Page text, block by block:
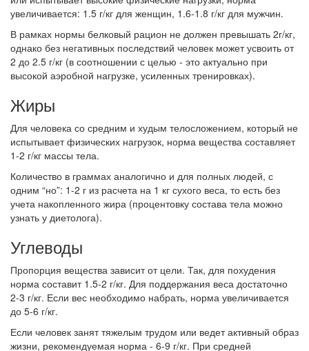
увеличивается: 1.5 г/кг для женщин, 1.6-1.8 г/кг для мужчин.
В рамках нормы белковый рацион не должен превышать 2г/кг,
однако без негативных последствий человек может усвоить от
2 до 2.5 г/кг (в соотношении с целью - это актуально при
высокой аэробной нагрузке, усиленных тренировках).
Жиры
Для человека со средним и худым телосложением, который не
испытывает физических нагрузок, норма вещества составляет
1-2 г/кг массы тела.
Количество в граммах аналогично и для полных людей, с
одним “но”: 1-2 г из расчета на 1 кг сухого веса, то есть без
учета накопленного жира (процентовку состава тела можно
узнать у диетолога).
Углеводы
Пропорция вещества зависит от цели. Так, для похудения
норма составит 1.5-2 г/кг. Для поддержания веса достаточно
2-3 г/кг. Если вес необходимо набрать, норма увеличивается
до 5-6 г/кг.
Если человек занят тяжелым трудом или ведет активный образ
жизни, рекомендуемая норма - 6-9 г/кг. При средней